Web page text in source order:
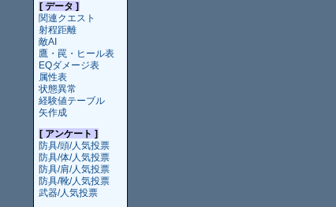
[ データ ]
関連クエスト
射程距離
敵AI
鷹・罠・ヒール表
EQダメージ表
属性表
状態異常
経験値テーブル
矢作成
[ アンケート ]
防具/頭/人気投票
防具/体/人気投票
防具/肩/人気投票
防具/靴/人気投票
武器/人気投票